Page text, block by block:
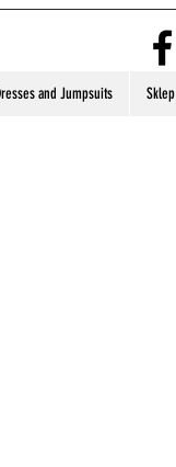
and Jumpsuits Sklep